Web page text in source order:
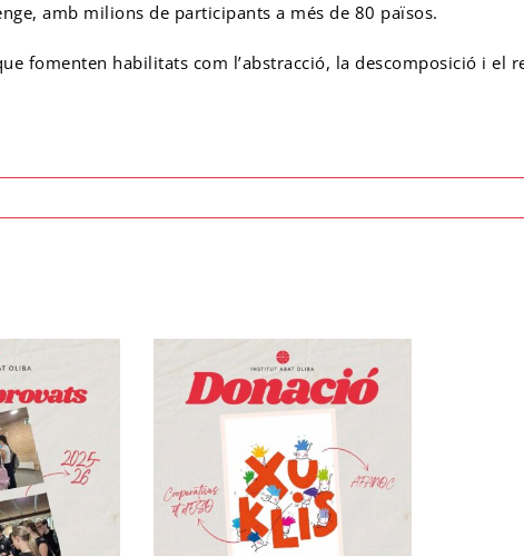
amb milions de participants a més de 80 països.
fomenten habilitats com l’abstracció, la descomposició i